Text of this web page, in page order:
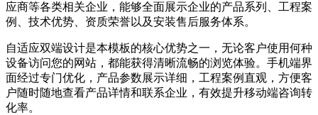
应商等各类相关企业，能够全面展示企业的产品系列、工程案
例、技术优势、资质荣誉以及安装售后服务体系。
自适应双端设计是本模板的核心优势之一，无论客户使用何种
设备访问您的网站，都能获得清晰流畅的浏览体验。手机端界
面经过专门优化，产品参数展示详细，工程案例直观，方便客
户随时随地查看产品详情和联系企业，有效提升移动端咨询转
化率。